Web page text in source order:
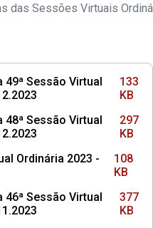
Documentos
49ª Sessão Virtual
133
KB
Sessão Virtual
297
KB
Ordinária 2023 -
108
KB
Sessão Virtual
377
KB